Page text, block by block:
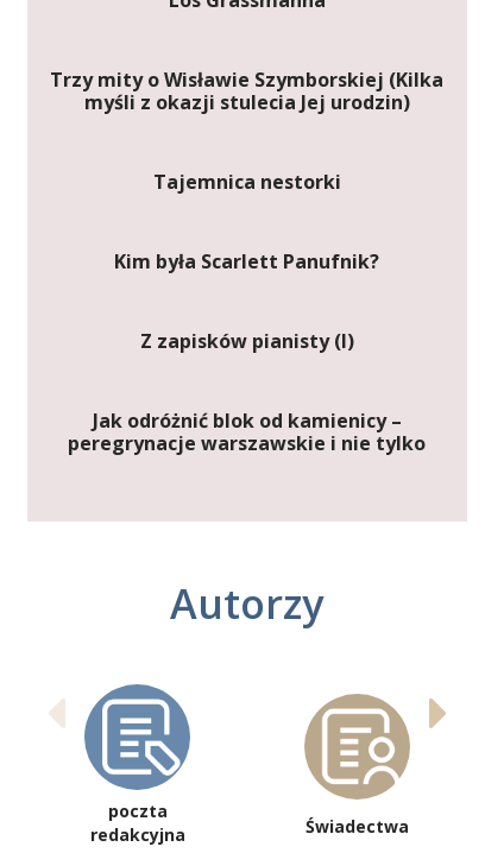
Trzy mity o Wisławie Szymborskiej (Kilka
myśli z okazji stulecia Jej urodzin)
Tajemnica nestorki
Kim była Scarlett Panufnik?
Z zapisków pianisty (I)
Jak odróżnić blok od kamienicy –
peregrynacje warszawskie i nie tylko
Autorzy
poczta
redakcyjna
Świadectwa